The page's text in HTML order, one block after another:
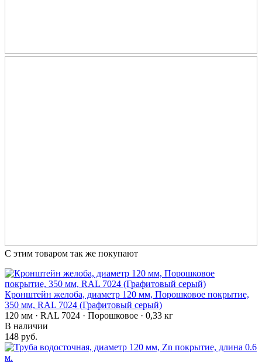
С этим товаром так же покупают
Кронштейн желоба, диаметр 120 мм, Порошковое покрытие,
350 мм, RAL 7024 (Графитовый серый)
120 мм · RAL 7024 · Порошковое · 0,33 кг
В наличии
148 руб.